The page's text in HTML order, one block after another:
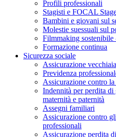
Profili professionali
Stagisti e FOCAL
Bambini e giovani sul
Molestie suessuali sul
Filmmaking
Formazione continua
Sicurezza sociale
Assicurazione
Previdenza
Assicurazione contro
Indennità per perdita
maternità e paternità
Assegni familiari
Assicurazione contro
professionali
Assicurazione perdita